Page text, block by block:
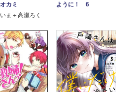
カミ
ま＋高瀬ろく
ように！ 6